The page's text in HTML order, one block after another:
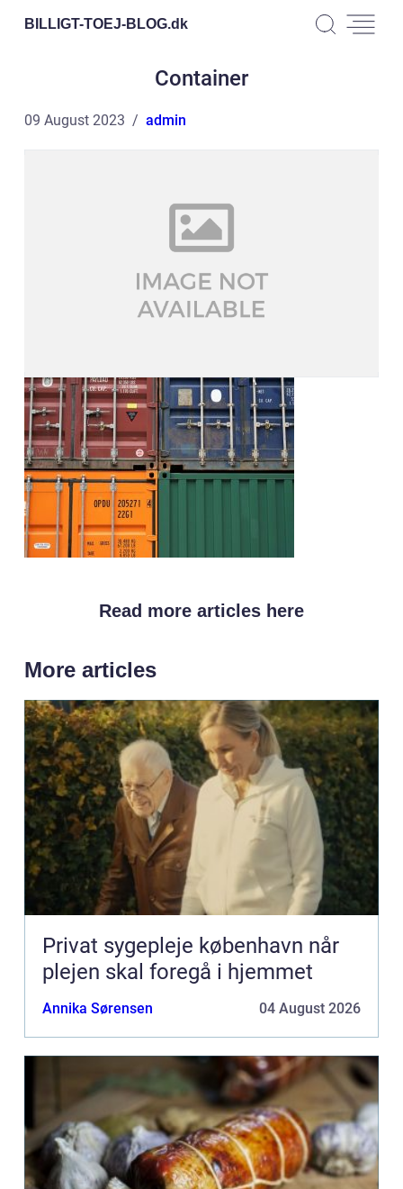
BILLIGT-TOEJ-BLOG.dk
Container
09 August 2023 admin
Read more articles here
More articles
Privat sygepleje københavn når
plejen skal foregå i hjemmet
Annika Sørensen 04 August 2026